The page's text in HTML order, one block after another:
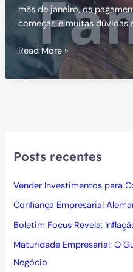
mês de janeiro, os
começar, e muitas dúvidas
Bolsa
Família
de
Read More »
Posts recentes
Vender Investimentos para
Confiança Empresarial
Boletim Focus Revela:
Maturidade Empresarial: O
Negócio